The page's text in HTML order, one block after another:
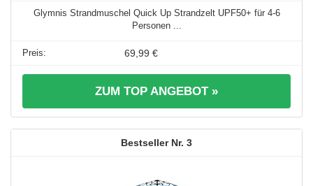
Glymnis Strandmuschel Quick Up Strandzelt UPF50+ für 4-6
Personen ...
69,99 €
ZUM TOP ANGEBOT »
3